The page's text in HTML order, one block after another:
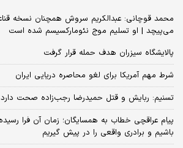
محمد قوچانی: عبدالکریم سروش همچنان نسخه
می‌پیچد | او تسلیم موج نئومارکسیسم شده است
پالایشگاه سیزران هدف حمله قرار گرفت
شرط مهم آمریکا برای لغو محاصره دریایی ایران
تسنیم: ربایش و قتل حمیدرضا رجب‌زاده صحت دارد
پیام عراقچی خطاب به همسایگان؛ زمان آن فرا
باشیم و برادری واقعی را در پیش گیریم